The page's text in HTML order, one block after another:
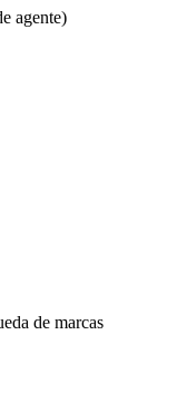
agente)
de marcas